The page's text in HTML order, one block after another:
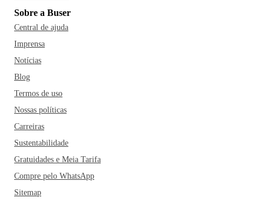
Sobre a Buser
Central de ajuda
Imprensa
Notícias
Blog
Termos de uso
Nossas políticas
Carreiras
Sustentabilidade
Gratuidades e Meia Tarifa
Compre pelo WhatsApp
Sitemap